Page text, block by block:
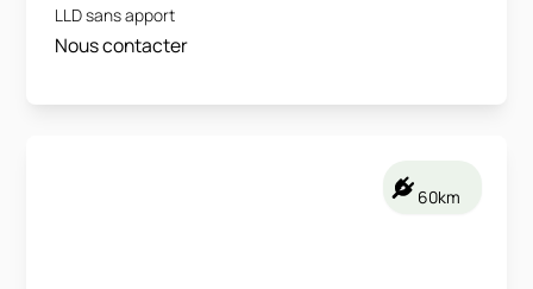
LLD sans apport
Nous contacter
60km